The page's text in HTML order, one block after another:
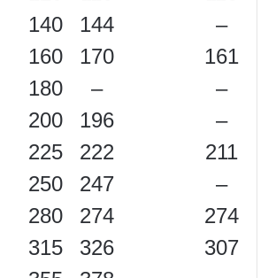
140 144 –
160 170 161
180 – –
200 196 –
225 222 211
250 247 –
280 274 274
315 326 307